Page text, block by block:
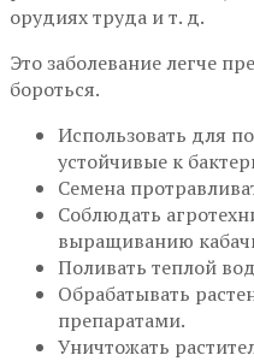
орудиях труда и т. д.
Это заболевание легче
бороться.
Использовать для
устойчивые к
Семена
Соблюдать
выращиванию
Поливать теплой
Обрабатывать
препаратами.
Уничтожать